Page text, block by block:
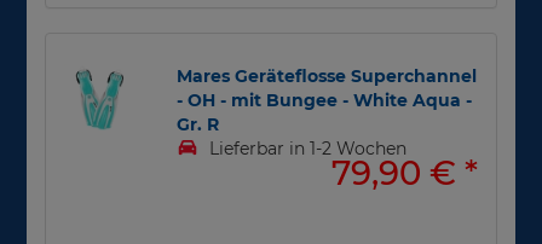
Mares Geräteflosse Superchannel
- OH - mit Bungee - White Aqua -
Gr. R
Lieferbar in 1-2 Wochen
79,90 € *